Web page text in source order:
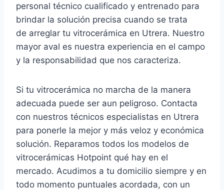
personal técnico cualificado y entrenado para
brindar la solución precisa cuando se trata
de arreglar tu vitrocerámica en Utrera. Nuestro
mayor aval es nuestra experiencia en el campo
y la responsabilidad que nos caracteriza.
Si tu vitrocerámica no marcha de la manera
adecuada puede ser aun peligroso. Contacta
con nuestros técnicos especialistas en Utrera
para ponerle la mejor y más veloz y económica
solución. Reparamos todos los modelos de
vitrocerámicas Hotpoint qué hay en el
mercado. Acudimos a tu domicilio siempre y en
todo momento puntuales acordada, con un